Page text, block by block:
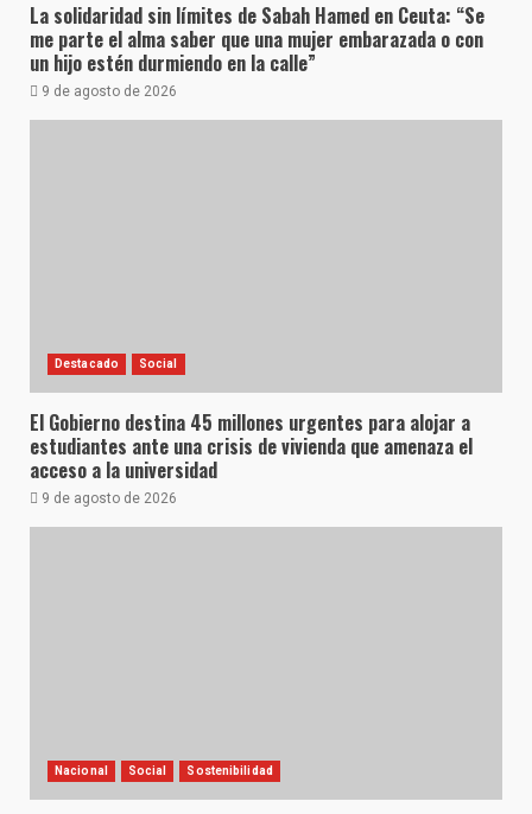
La solidaridad sin límites de Sabah Hamed en Ceuta: “Se
me parte el alma saber que una mujer embarazada o con
un hijo estén durmiendo en la calle”
9 de agosto de 2026
Destacado Social
El Gobierno destina 45 millones urgentes para alojar a
estudiantes ante una crisis de vivienda que amenaza el
acceso a la universidad
9 de agosto de 2026
Nacional Social Sostenibilidad